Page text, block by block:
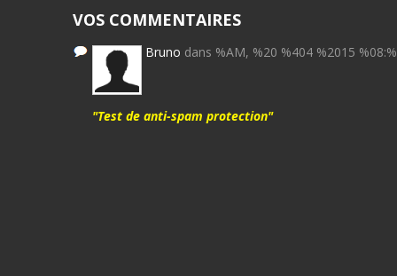
VOS COMMENTAIRES
Bruno dans %AM, %20 %404 %2015
"Test de anti-spam protection"